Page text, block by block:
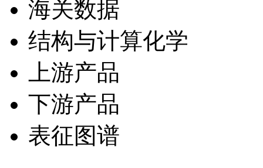
海关数据
结构与计算化学
上游产品
下游产品
表征图谱